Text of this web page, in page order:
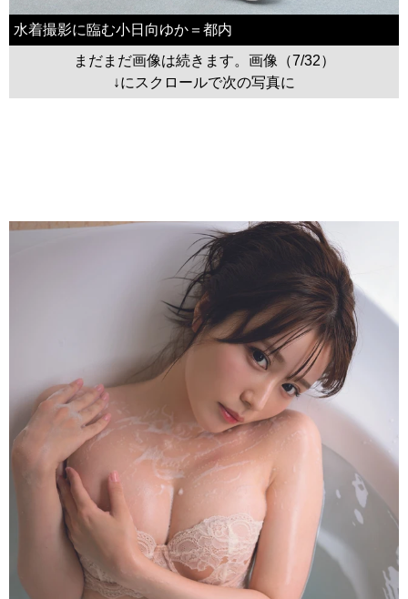
水着撮影に臨む小日向ゆか＝都内
まだまだ画像は続きます。画像（7/32）
↓にスクロールで次の写真に